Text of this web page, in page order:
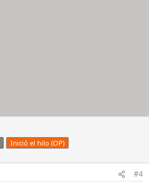
Inició el hilo (OP)
#4